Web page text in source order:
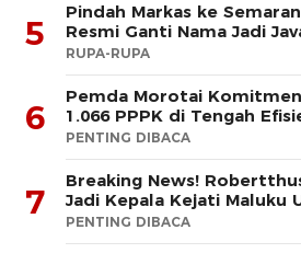
5
Pindah Markas ke
Resmi Ganti Nama Jadi
RUPA-RUPA
6
Pemda Morotai
1.066 PPPK di Tengah
PENTING DIBACA
7
Breaking News!
Jadi Kepala Kejati Maluku
PENTING DIBACA